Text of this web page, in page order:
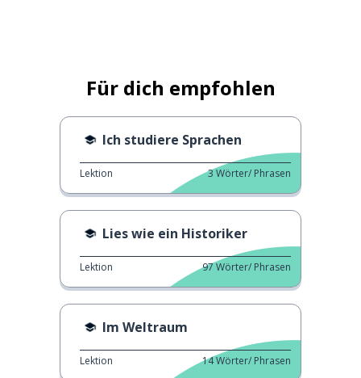
Für dich empfohlen
Ich studiere Sprachen
Lektion 3Wörter/ Phrasen
Lies wie ein Historiker
Lektion 97Wörter/ Phrasen
Im Weltraum
Lektion 14Wörter/ Phrasen